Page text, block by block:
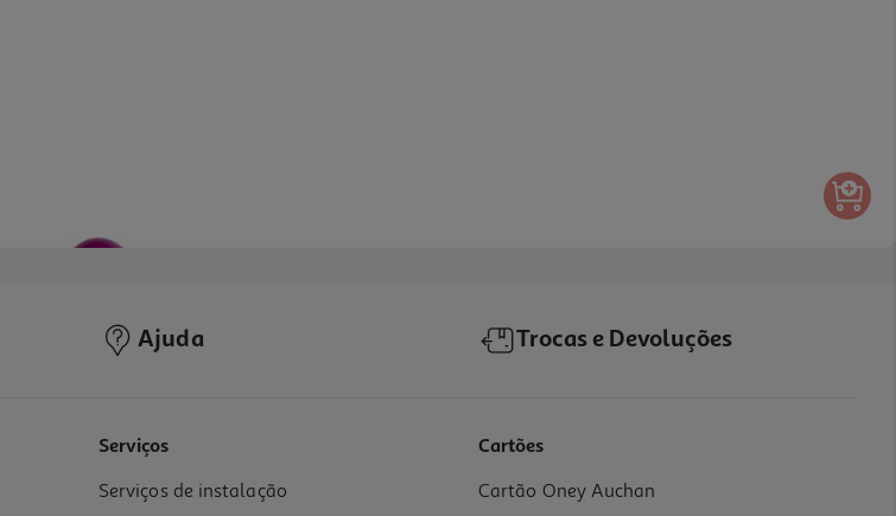
Ajuda Trocas e Devoluções
Serviços
Serviços de instalação
Cartões
Cartão Oney Auchan